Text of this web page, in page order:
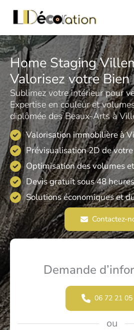
Home Staging
Valorisez votre
Sublimez votre intérieur pour
Expertise en couleur et
diplômée des Beaux-Arts à
Valorisation immobilière à
Prévisualisation 2D de
Optimisation des volumes
Devis gratuit sous 48 heures
Solutions économiques et
Contactez-
Demande
06 72 21
ou